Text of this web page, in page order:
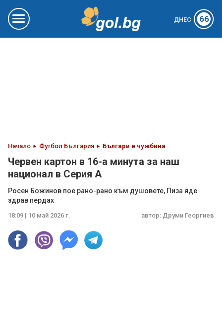
ДНЕС 66
Начало Футбол България Българи в чужбина
Червен картон в 16-а минута за наш
национал в Серия А
Росен Божинов пое рано-рано към душовете, Пиза яде
здрав пердах
18:09 | 10 май 2026 г. автор: Друми Георгиев